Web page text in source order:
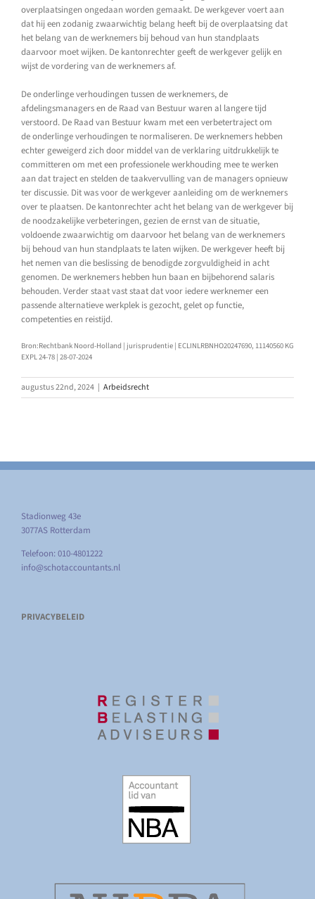
overplaatsingen ongedaan worden gemaakt. De werkgever voert aan
dat hij een zodanig zwaarwichtig belang heeft bij de overplaatsing dat
het belang van de werknemers bij behoud van hun standplaats
daarvoor moet wijken. De kantonrechter geeft de werkgever gelijk en
wijst de vordering van de werknemers af.
De onderlinge verhoudingen tussen de werknemers, de
afdelingsmanagers en de Raad van Bestuur waren al langere tijd
verstoord. De Raad van Bestuur kwam met een verbetertraject om
de onderlinge verhoudingen te normaliseren. De werknemers hebben
echter geweigerd zich door middel van de verklaring uitdrukkelijk te
committeren om met een professionele werkhouding mee te werken
aan dat traject en stelden de taakvervulling van de managers opnieuw
ter discussie. Dit was voor de werkgever aanleiding om de werknemers
over te plaatsen. De kantonrechter acht het belang van de werkgever bij
de noodzakelijke verbeteringen, gezien de ernst van de situatie,
voldoende zwaarwichtig om daarvoor het belang van de werknemers
bij behoud van hun standplaats te laten wijken. De werkgever heeft bij
het nemen van die beslissing de benodigde zorgvuldigheid in acht
genomen. De werknemers hebben hun baan en bijbehorend salaris
behouden. Verder staat vast staat dat voor iedere werknemer een
passende alternatieve werkplek is gezocht, gelet op functie,
competenties en reistijd.
Bron:Rechtbank Noord-Holland | jurisprudentie | ECLINLRBNHO20247690, 11140560 KG
EXPL 24-78 | 28-07-2024
augustus 22nd, 2024 | Arbeidsrecht
Stadionweg 43e
3077AS Rotterdam
Telefoon: 010-4801222
info@schotaccountants.nl
PRIVACYBELEID